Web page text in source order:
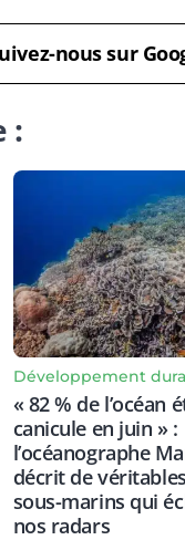
nous sur
:
Développement
« 82 % de l’océan
canicule en juin » :
l’océanographe
décrit de
sous-marins qui
nos radars